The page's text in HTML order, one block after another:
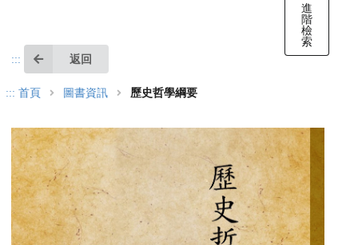
進
階
檢
索
::: 返回
::: 首頁 圖書資訊 歷史哲學綱要